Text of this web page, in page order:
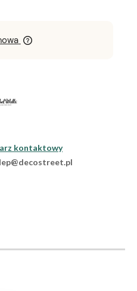
kontaktowy